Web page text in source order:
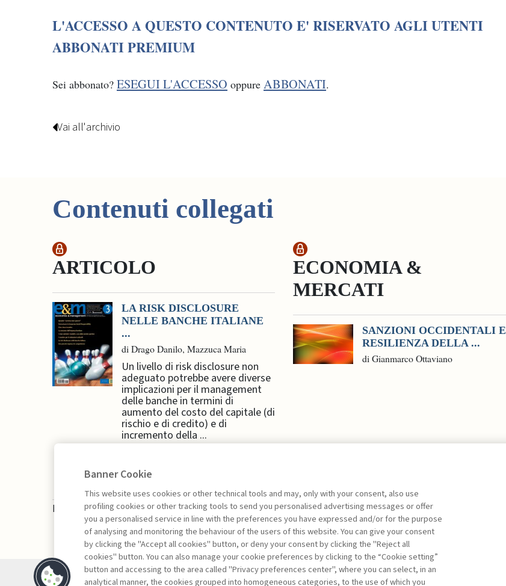
L'ACCESSO A QUESTO CONTENUTO E' RISERVATO AGLI UTENTI
ABBONATI PREMIUM
Sei abbonato? ESEGUI L'ACCESSO oppure ABBONATI.
Vai all'archivio
Contenuti collegati
ARTICOLO
LA RISK DISCLOSURE
NELLE BANCHE ITALIANE
...
di Drago Danilo, Mazzuca Maria
Un livello di risk disclosure non
adeguato potrebbe avere diverse
implicazioni per il management
delle banche in termini di
aumento del costo del capitale (di
rischio e di credito) e di
incremento della ...
ECONOMIA &
MERCATI
SANZIONI OCCIDENTALI E
RESILIENZA DELLA ...
di Gianmarco Ottaviano
La consultazione dei libri è riservata esclusivamente agli abbonati Premium
Contatti
FacebookTwitterLinkedin
Banner Cookie
This website uses cookies or other technical tools and may, only with your consent, also use
profiling cookies or other tracking tools to send you personalised advertising messages or offer
you a personalised service in line with the preferences you have expressed and/or for the purpose
of analysing and monitoring the behaviour of the users of this website. You can give your consent
by clicking the "Accept all cookies" button, or deny your consent by clicking the "Reject all
cookies" button. You can also manage your cookie preferences by clicking to the “Cookie setting”
button and accessing to the area called "Privacy preferences center", where you can select, in an
analytical manner, the cookies grouped into homogeneous categories, to the use of which you